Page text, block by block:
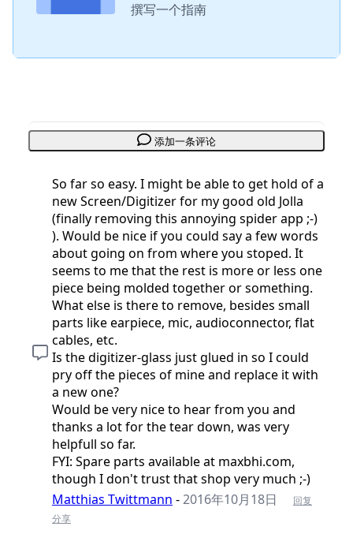
撰写一个指南
添加一条评论
So far so easy. I might be able to get hold of a
new Screen/Digitizer for my good old Jolla
(finally removing this annoying spider app ;-)
). Would be nice if you could say a few words
about going on from where you stoped. It
seems to me that the rest is more or less one
piece being molded together or something.
What else is there to remove, besides small
parts like earpiece, mic, audioconnector, flat
cables, etc.
Is the digitizer-glass just glued in so I could
pry off the pieces of mine and replace it with
a new one?
Would be very nice to hear from you and
thanks a lot for the tear down, was very
helpfull so far.
FYI: Spare parts available at maxbhi.com,
though I don't trust that shop very much ;-)
Matthias Twittmann -2016年10月18日
回复
分享